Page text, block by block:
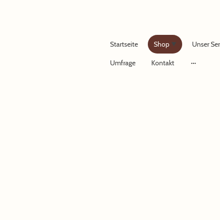
Startseite Shop Unser
Umfrage Kontakt